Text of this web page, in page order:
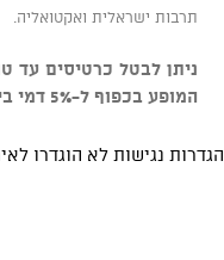
תרבות ישראלית ואקטואליה.
המופע בכפוף ל-5% דמי ביטול, לאחר מכן אין ביטולים
הגדרות נגישות לא הוגדרו